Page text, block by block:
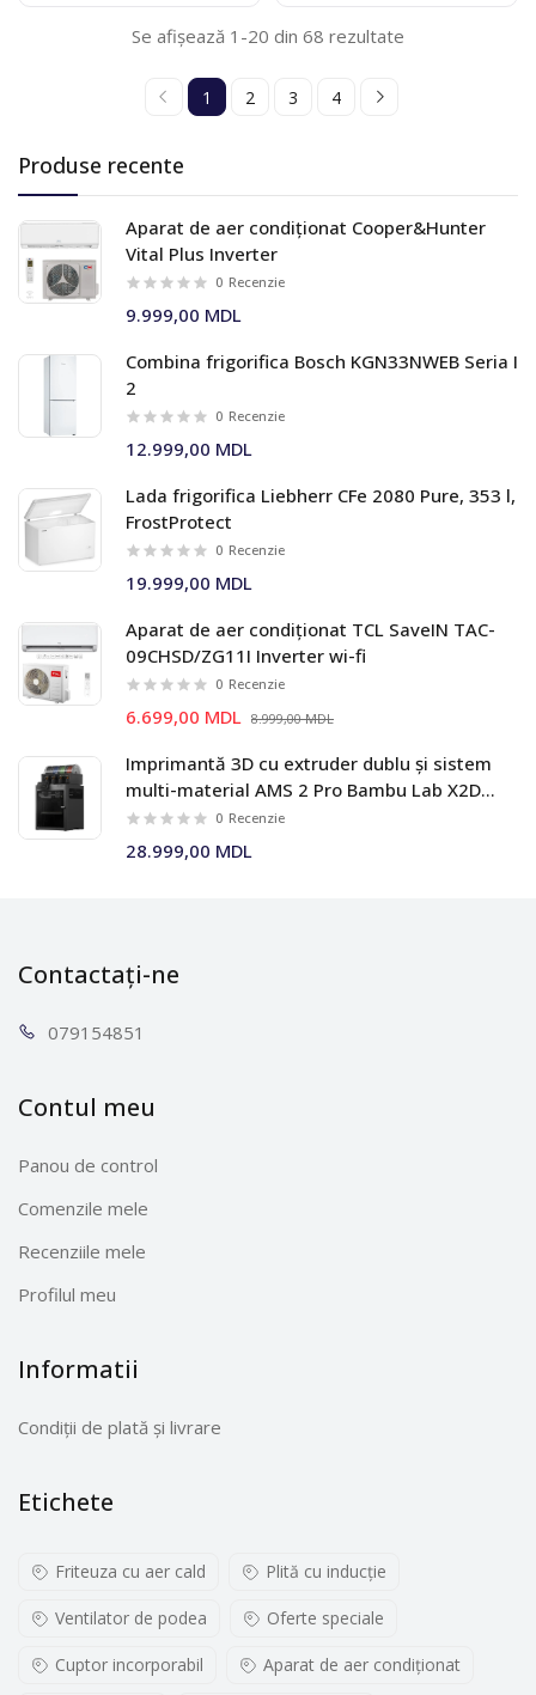
Produse recente
Aparat de aer condiționat Cooper&Hunter
Vital Plus Inverter
0 Recenzie
9.999,00 MDL
Combina frigorifica Bosch KGN33NWEB Seria I
2
0 Recenzie
12.999,00 MDL
Lada frigorifica Liebherr CFe 2080 Pure, 353 l,
FrostProtect
0 Recenzie
19.999,00 MDL
Aparat de aer condiționat TCL SaveIN TAC-
09CHSD/ZG11I Inverter wi-fi
0 Recenzie
6.699,00 MDL 8.999,00 MDL
Imprimantă 3D cu extruder dublu și sistem
multi-material AMS 2 Pro Bambu Lab X2D
Combo
0 Recenzie
28.999,00 MDL
Se afișează 1-20 din 68 rezultate
1 2 3 4
Contactați-ne
0791 54851
Contul meu
Panou de control
Comenzile mele
Recenziile mele
Profilul meu
Informatii
Condiții de plată și livrare
Etichete
Friteuza cu aer cald Plită cu inducţie
Ventilator de podea Oferte speciale
Cuptor incorporabil Aparat de aer condiționat